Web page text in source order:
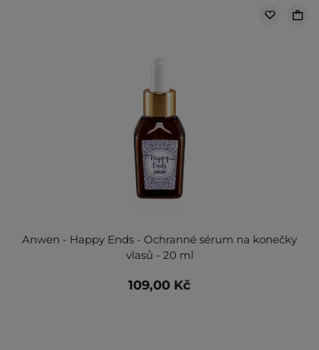
Anwen - Happy Ends - Ochranné sérum na konečky
vlasů - 20 ml
109,00 Kč